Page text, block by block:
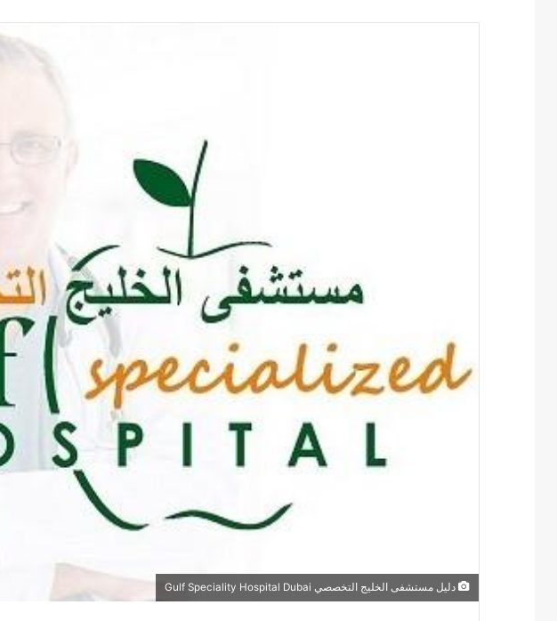
دليل مستشفى الخليج التخصصي Gulf Speciality Hospital Dubai